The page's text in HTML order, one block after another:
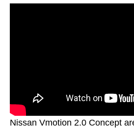
Nissan Vmotion 2.0 Concept